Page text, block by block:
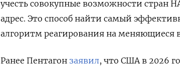
учесть совокупные возможности стран
адрес. Это способ найти самый
алгоритм реагирования на
Ранее Пентагон заявил, что США в 2026